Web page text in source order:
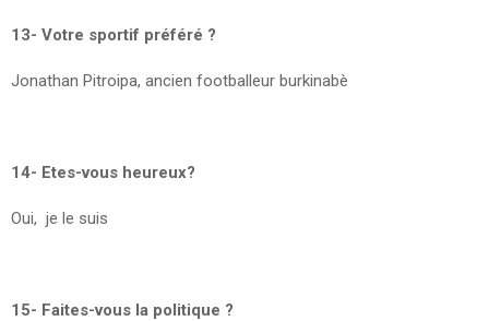
13- Votre sportif préféré ?
Jonathan Pitroipa, ancien footballeur burkinabè
14- Etes-vous heureux?
Oui, je le suis
15- Faites-vous la politique ?